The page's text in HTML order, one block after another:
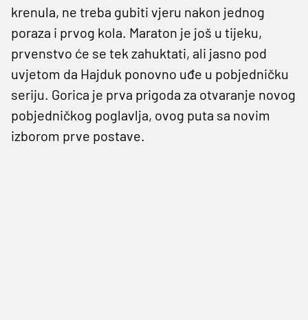
krenula, ne treba gubiti vjeru nakon jednog
poraza i prvog kola. Maraton je još u tijeku,
prvenstvo će se tek zahuktati, ali jasno pod
uvjetom da Hajduk ponovno uđe u pobjedničku
seriju. Gorica je prva prigoda za otvaranje novog
pobjedničkog poglavlja, ovog puta sa novim
izborom prve postave.